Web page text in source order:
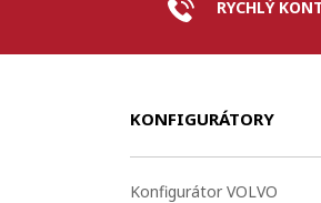
RYCHLÝ
KONFIGURÁTORY
Konfigurátor VOLVO